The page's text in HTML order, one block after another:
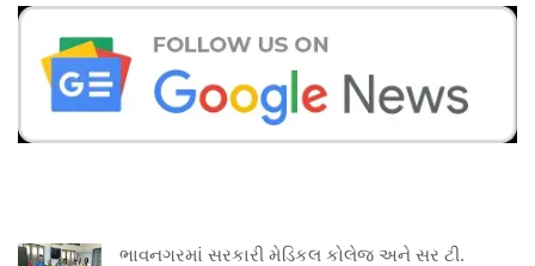
ભાવનગરમાં સરકારી મેડિકલ કોલેજ અને સર ટી.